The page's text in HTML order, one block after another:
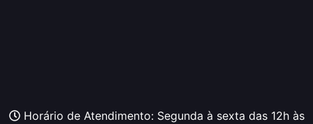
Horário de Atendimento: Segunda à sexta das 12h às